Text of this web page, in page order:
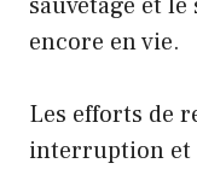
encore en vie.
Les efforts de
interruption et